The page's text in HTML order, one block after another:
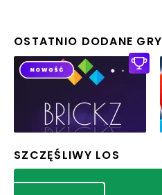
OSTATNIO DODANE GRY
SZCZĘŚLIWY LOS